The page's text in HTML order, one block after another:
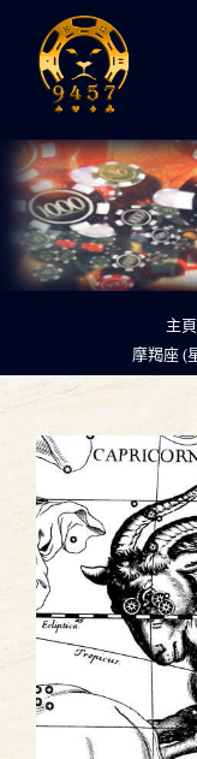
主頁
摩羯座 (
查
大
圖